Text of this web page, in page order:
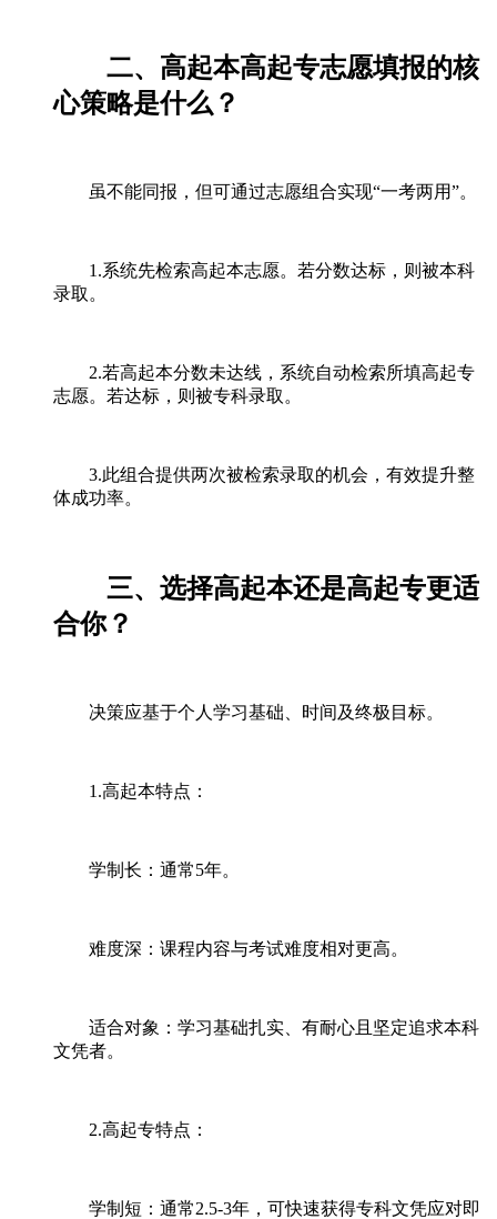
二、高起本高起专志愿填报的核
心策略是什么？
虽不能同报，但可通过志愿组合实现“一考两用”。
1.系统先检索高起本志愿。若分数达标，则被本科
录取。
2.若高起本分数未达线，系统自动检索所填高起专
志愿。若达标，则被专科录取。
3.此组合提供两次被检索录取的机会，有效提升整
体成功率。
三、选择高起本还是高起专更适
合你？
决策应基于个人学习基础、时间及终极目标。
1.高起本特点：
学制长：通常5年。
难度深：课程内容与考试难度相对更高。
适合对象：学习基础扎实、有耐心且坚定追求本科
文凭者。
2.高起专特点：
学制短：通常2.5-3年，可快速获得专科文凭应对即